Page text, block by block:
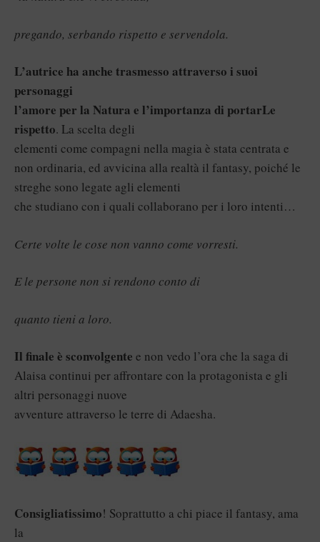
pregando, serbando rispetto e servendola.
L’autrice ha anche trasmesso attraverso i suoi
personaggi
l’amore per la Natura e l’importanza di portarLe
rispetto. La scelta degli
elementi come compagni nella magia è stata centrata e
non ordinaria, ed avvicina alla realtà il fantasy, poiché le
streghe sono legate agli elementi
che studiano con i quali collaborano per i loro intenti…
Certe volte le cose non vanno come vorresti.
E le persone non si rendono conto di
quanto tieni a loro.
Il finale è sconvolgente e non vedo l’ora che la saga di
Alaisa continui per affrontare con la protagonista e gli
altri personaggi nuove
avventure attraverso le terre di Adaesha.
Consigliatissimo! Soprattutto a chi piace il fantasy, ama
la